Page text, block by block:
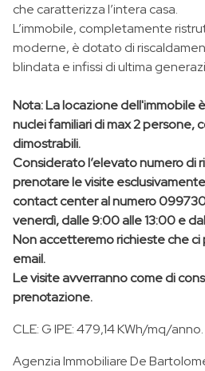
che caratterizza l’intera casa.
L’immobile, completamente
moderne, è dotato di
blindata e infissi di ultima
Nota:La locazione dell'immobile
nuclei familiari di max 2 persone,
dimostrabili.
Considerato l’elevato numero di
prenotare le visite
contact center al numero
venerdì, dalle 9:00 alle 13:00 e
Non accetteremo richieste che
email.
Le visite avverranno come di
prenotazione.
CLE: G IPE: 479,14 KWh/mq/anno.
Agenzia Immobiliare De